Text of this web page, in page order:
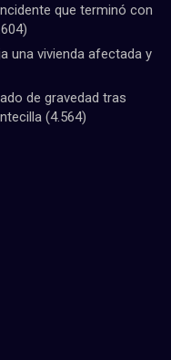
que terminó con
una vivienda afectada y
de gravedad tras
(4.564)